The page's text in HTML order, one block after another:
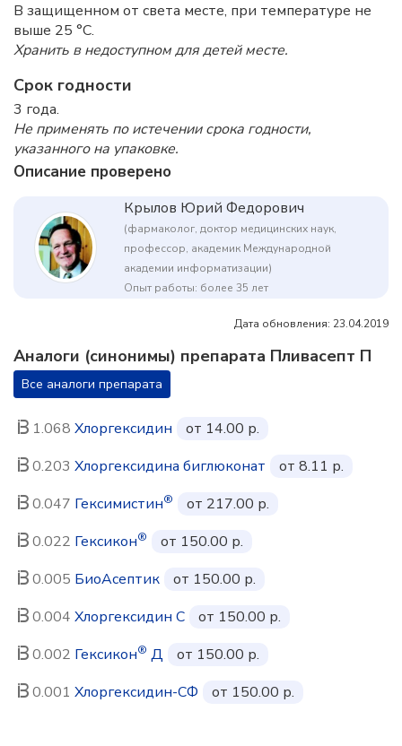
В защищенном от света месте, при температуре не
выше 25 °C.
Хранить в недоступном для детей месте.
Срок годности
3 года.
Не применять по истечении срока годности,
указанного на упаковке.
Описание проверено
Крылов Юрий Федорович
(фармаколог, доктор медицинских наук,
профессор, академик Международной
академии информатизации)
Опыт работы: более 35 лет
Дата обновления: 23.04.2019
Аналоги (синонимы) препарата Пливасепт П
Все аналоги препарата
1.068 Хлоргексидин
от 14.00 р.
0.203 Хлоргексидина биглюконат
от 8.11 р.
0.047 Гексимистин®
от 217.00 р.
0.022 Гексикон®
от 150.00 р.
0.005 БиоАсептик
от 150.00 р.
0.004 Хлоргексидин С
от 150.00 р.
0.002 Гексикон® Д
от 150.00 р.
0.001 Хлоргексидин-СФ от 150.00 р.